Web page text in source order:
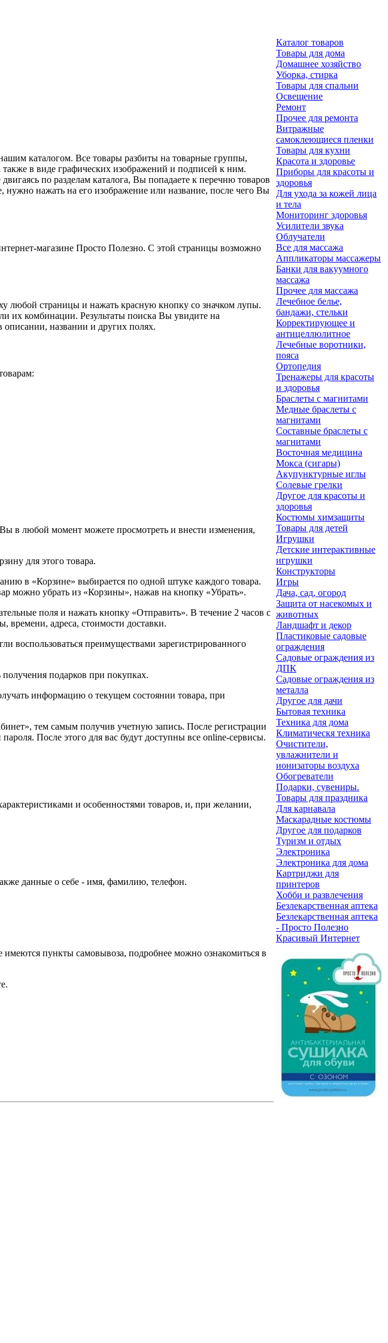
каталогом. Все товары разбиты на товарные группы,
в виде графических изображений и подписей к ним.
по разделам каталога, Вы попадаете к перечню товаров
нажать на его изображение или название, после чего Вы
магазине Просто Полезно. С этой страницы возможно
любой страницы и нажать красную кнопку со значком лупы.
их комбинации. Результаты поиска Вы увидите на
названии и других полях.
в любой момент можете просмотреть и внести изменения,
для этого товара.
в «Корзине» выбирается по одной штуке каждого товара.
можно убрать из «Корзины», нажав на кнопку «Убрать».
поля и нажать кнопку «Отправить». В течение 2 часов с
времени, адреса, стоимости доставки.
воспользоваться преимуществами зарегистрированного
подарков при покупках.
информацию о текущем состоянии товара, при
тем самым получив учетную запись. После регистрации
После этого для вас будут доступны все online-сервисы.
и особенностями товаров, и, при желании,
данные о себе - имя, фамилию, телефон.
пункты самовывоза, подробнее можно ознакомиться в
Каталог товаров
Товары для дома
Домашнее хозяйство
Уборка, стирка
Товары для спальни
Освещение
Ремонт
Прочее для ремонта
Витражные
самоклеющиеся пленки
Товары для кухни
Красота и здоровье
Приборы для красоты и
здоровья
Для ухода за кожей лица
и тела
Мониторинг здоровья
Усилители звука
Облучатели
Все для массажа
Аппликаторы массажеры
Банки для вакуумного
массажа
Прочее для массажа
Лечебное белье,
бандажи, стельки
Корректирующее и
антицеллюлитное
Лечебные воротники,
пояса
Ортопедия
Тренажеры для красоты
и здоровья
Браслеты с магнитами
Медные браслеты с
магнитами
Составные браслеты с
магнитами
Восточная медицина
Мокса (сигары)
Акупунктурные иглы
Солевые грелки
Другое для красоты и
здоровья
Костюмы химзащиты
Товары для детей
Игрушки
Детские интерактивные
игрушки
Конструкторы
Игры
Дача, сад, огород
Защита от насекомых и
животных
Ландшафт и декор
Пластиковые садовые
ограждения
Садовые ограждения из
ДПК
Садовые ограждения из
металла
Другое для дачи
Бытовая техника
Техника для дома
Климатическя техника
Очистители,
увлажнители и
ионизаторы воздуха
Обогреватели
Подарки, сувениры.
Товары для праздника
Для карнавала
Маскарадные костюмы
Другое для подарков
Туризм и отдых
Электроника
Электроника для дома
Картриджи для
принтеров
Хобби и развлечения
Безлекарственная аптека
Безлекарственная аптека
- Просто Полезно
Красивый Интернет